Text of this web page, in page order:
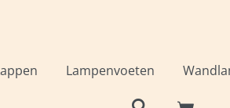
Lampenvoeten